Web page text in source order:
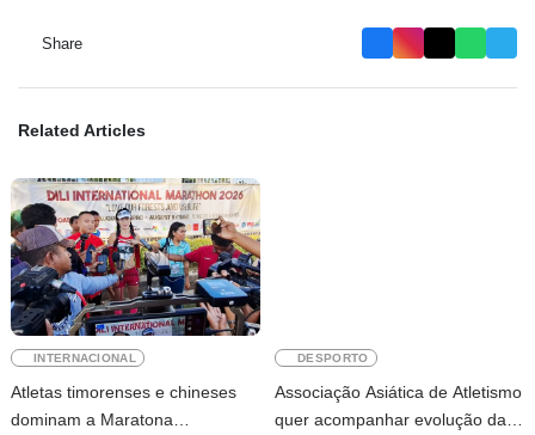
Share
Related Articles
INTERNACIONAL
Atletas timorenses e chineses
dominam a Maratona
DESPORTO
Associação Asiática de Atletismo
quer acompanhar evolução da